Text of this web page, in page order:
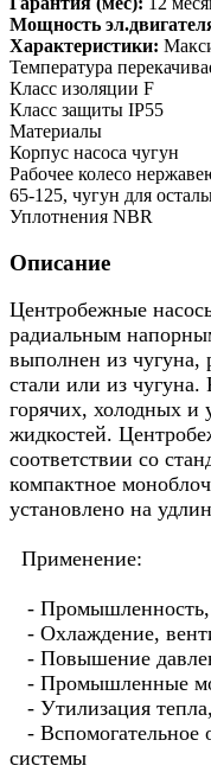
Мощность
Характеристики:
Температура
Класс изоляции F
Класс защиты IP55
Материалы
Корпус насоса чугун
Рабочее колесо
65-125, чугун для
Уплотнения NBR
Описание
Центробежные
радиальным
выполнен из чугуна,
стали или из чугуна.
горячих, холодных и
жидкостей.
соответствии со
компактное
установлено на
Применение:
- Промышленность,
- Охлаждение,
- Повышение
- Промышленные
- Утилизация
- Вспомогательное
системы